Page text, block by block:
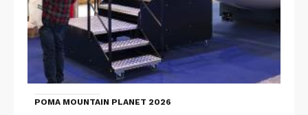
POMA MOUNTAIN PLANET 2026